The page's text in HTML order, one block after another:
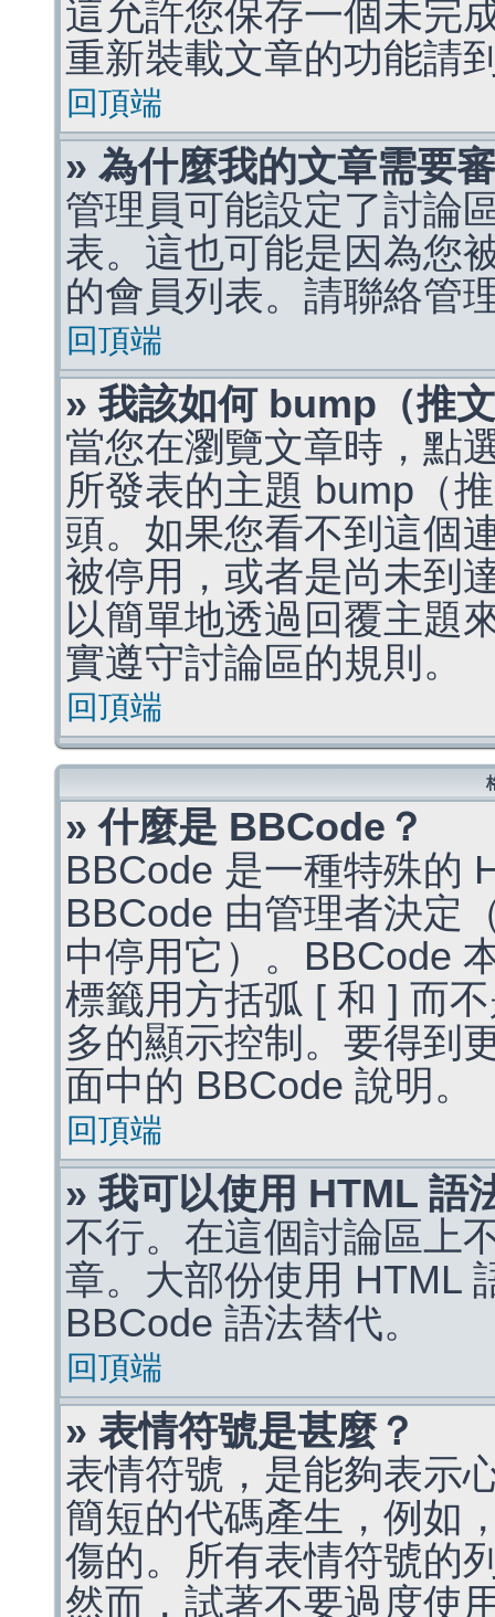
這允許您保存一個未完
重新裝載文章的功能請
回頂端
» 為什麼我的文章需要
管理員可能設定了討論
表。這也可能是因為您
的會員列表。請聯絡管
回頂端
» 我該如何 bump（推
當您在瀏覽文章時，點
所發表的主題 bump（
頭。如果您看不到這個
被停用，或者是尚未到
以簡單地透過回覆主題
實遵守討論區的規則。
回頂端
» 什麼是 BBCode？
BBCode 是一種特殊的
BBCode 由管理者決定
中停用它）。BBCode
標籤用方括弧 [ 和 ] 而
多的顯示控制。要得到
面中的 BBCode 說明。
回頂端
» 我可以使用 HTML 語
不行。在這個討論區上
章。大部份使用 HTML
BBCode 語法替代。
回頂端
» 表情符號是甚麼？
表情符號，是能夠表示
簡短的代碼產生，例如
傷的。所有表情符號的
然而，試著不要過度使